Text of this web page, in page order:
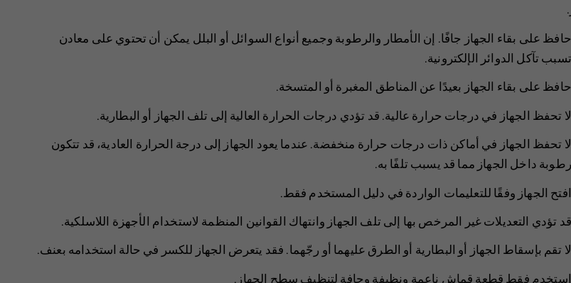
حافظ على بقاء الجهاز جافًا. إن الأمطار والرطوبة وجميع أنواع السوائل أو البلل يمكن أن تحتوي على معادن
تسبب تآكل الدوائر الإلكترونية.
حافظ على بقاء الجهاز بعيدًا عن المناطق المغبرة أو المتسخة.
لا تحفظ الجهاز في درجات حرارة عالية. قد تؤدي درجات الحرارة العالية إلى تلف الجهاز أو البطارية.
لا تحفظ الجهاز في أماكن ذات درجات حرارة منخفضة. عندما يعود الجهاز إلى درجة الحرارة العادية، قد تتكون
رطوبة داخل الجهاز مما قد يسبب تلفًا به.
افتح الجهاز وفقًا للتعليمات الواردة في دليل المستخدم فقط.
قد تؤدي التعديلات غير المرخص بها إلى تلف الجهاز وانتهاك القوانين المنظمة لاستخدام الأجهزة اللاسلكية‬.
لا تقم بإسقاط الجهاز أو البطارية أو الطرق عليهما أو رجّهما. فقد يتعرض الجهاز للكسر في حالة استخدامه بعنف.
استخدم فقط قطعة قماش ناعمة ونظيفة وجافة لتنظيف سطح الجهاز.